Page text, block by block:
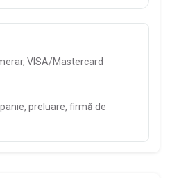
VISA/Mastercard
preluare, firmă de